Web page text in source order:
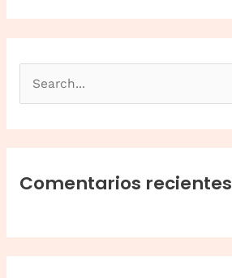
u
c
a
Comentarios recientes